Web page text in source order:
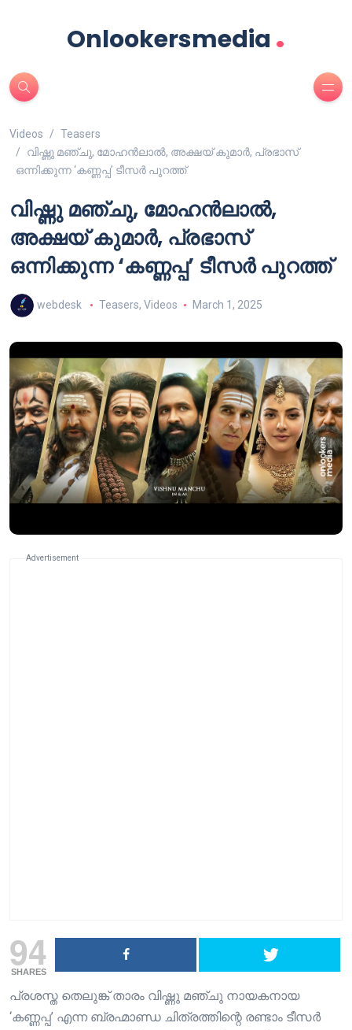
Onlookersmedia .
Videos
Teasers
വിഷ്ണു മഞ്ചു, മോഹൻലാൽ, അക്ഷയ് കുമാർ, പ്രഭാസ്
ഒന്നിക്കുന്ന ‘കണ്ണപ്പ’ ടീസർ പുറത്ത്
വിഷ്ണു മഞ്ചു, മോഹൻലാൽ,
അക്ഷയ് കുമാർ, പ്രഭാസ്
ഒന്നിക്കുന്ന ‘കണ്ണപ്പ’ ടീസർ പുറത്ത്
webdesk Teasers, Videos March 1, 2025
Advertisement
94
SHARES
പ്രശസ്ത തെലുങ്ക് താരം വിഷ്ണു മഞ്ചു നായകനായ
‘കണ്ണപ്പ’ എന്ന ബ്രഹ്മാണ്ഡ ചിത്രത്തിന്റെ രണ്ടാം ടീസർ